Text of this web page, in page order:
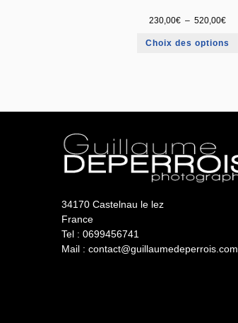
230,00€ – 520,00€
Choix des options
34170 Castelnau le lez
France
Tel : 0699456741
Mail : contact@guillaumedeperrois.com